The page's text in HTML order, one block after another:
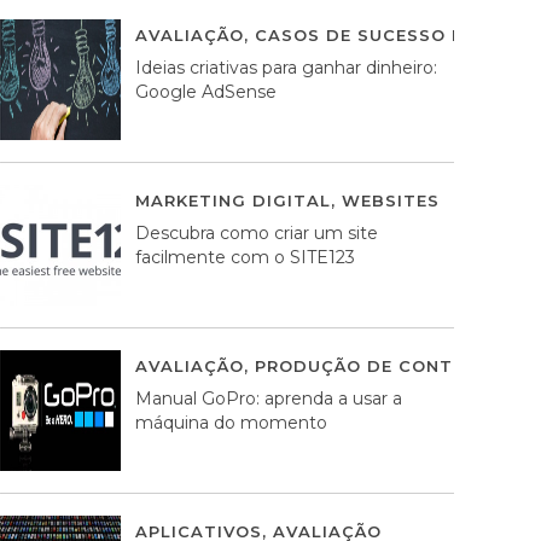
AVALIAÇÃO, CASOS DE SUCESSO DE
Ideias criativas para ganhar dinheiro:
Google AdSense
MARKETING DIGITAL, WEBSITES
Descubra como criar um site
facilmente com o SITE123
AVALIAÇÃO, PRODUÇÃO DE CONTEÚDOS
Manual GoPro: aprenda a usar a
máquina do momento
APLICATIVOS, AVALIAÇÃO